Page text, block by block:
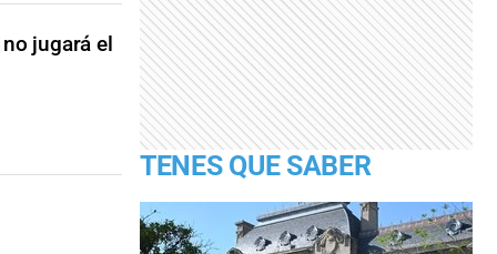
jugará el
TENES QUE SABER